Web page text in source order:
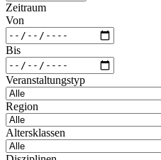
Zeitraum
Von
Bis
Veranstaltungstyp
Region
Altersklassen